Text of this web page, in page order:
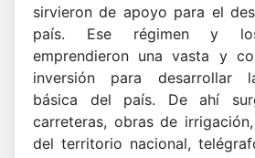
sirvieron de apoyo para el
país. Ese régimen y los
emprendieron una vasta y
inversión para desarrollar
básica del país. De ahí
carreteras, obras de
del territorio nacional,